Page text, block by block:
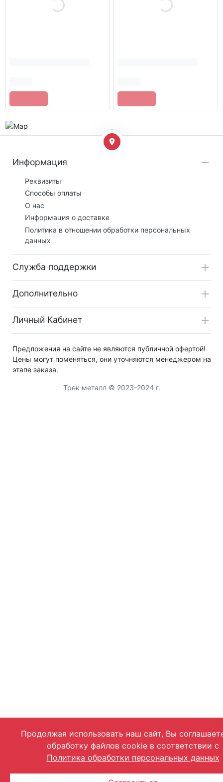
Информация
Реквизиты
Способы оплаты
О нас
Информация о доставке
Политика в отношении обработки персональных
данных
Служба поддержки
Дополнительно
Личный Кабинет
Предложения на сайте не являются публичной офертой!
Цены могут поменяться, они уточняются менеджером на
этапе заказа.
Трек металл © 2023-2024 г.
Продолжая использовать наш сайт, Вы
обработку файлов cookie в соответствии с
Политика обработки персональных данных